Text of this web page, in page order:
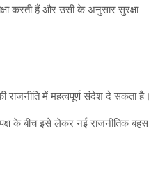
करती हैं और उसी के अनुसार सुरक्षा
राजनीति में महत्वपूर्ण संदेश दे सकता है।
के बीच इसे लेकर नई राजनीतिक बहस